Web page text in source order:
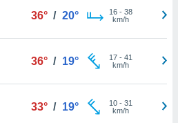
36° / 20° 16- 38
km/h
36° / 19° 17- 41
km/h
33° / 19° 10- 31
km/h